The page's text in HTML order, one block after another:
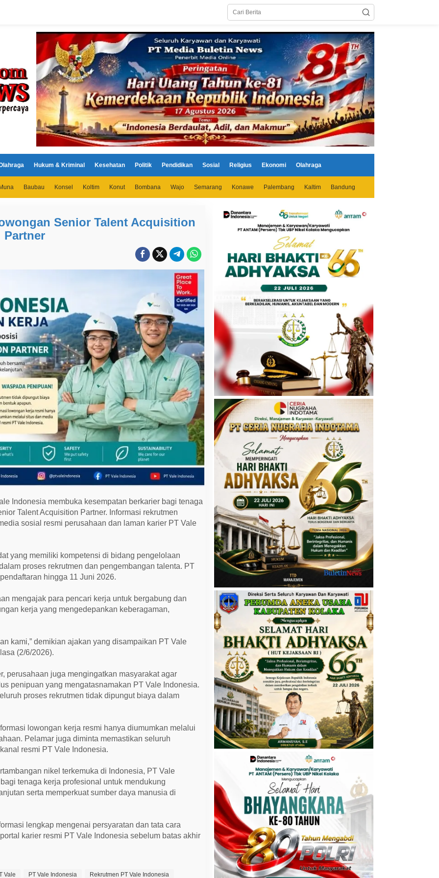
Hukum & Kriminal Kesehatan Politik Pendidikan Sosial Religius Ekonomi Olahraga
Baubau Konsel Koltim Konut Bombana Wajo Semarang Konawe Palembang Kaltim Bandung
Senior Talent Acquisition
Partner
Indonesia membuka kesempatan berkarier bagi tenaga
Talent Acquisition Partner. Informasi rekrutmen
sosial resmi perusahaan dan laman karier PT Vale
yang memiliki kompetensi di bidang pengelolaan
proses rekrutmen dan pengembangan talenta. PT
hingga 11 Juni 2026.
mengajak para pencari kerja untuk bergabung dan
kerja yang mengedepankan keberagaman,
kami,” demikian ajakan yang disampaikan PT Vale
(2/6/2026).
perusahaan juga mengingatkan masyarakat agar
penipuan yang mengatasnamakan PT Vale Indonesia.
proses rekrutmen tidak dipungut biaya dalam
lowongan kerja resmi hanya diumumkan melalui
Pelamar juga diminta memastikan seluruh
resmi PT Vale Indonesia.
nikel terkemuka di Indonesia, PT Vale
tenaga kerja profesional untuk mendukung
serta memperkuat sumber daya manusia di
lengkap mengenai persyaratan dan tata cara
karier resmi PT Vale Indonesia sebelum batas akhir
Vale PT Vale Indonesia
Rekrutmen PT Vale Indonesia